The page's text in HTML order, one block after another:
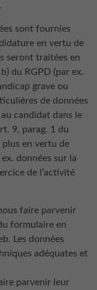
sont fournies
en vertu de
seront traitées en
du RGPD (par ex.
grave ou
de données
candidat dans le
9, parag. 1 du
plus en vertu de
données sur la
de l’activité
faire parvenir
formulaire en
Les données
adéquates et
parvenir leur